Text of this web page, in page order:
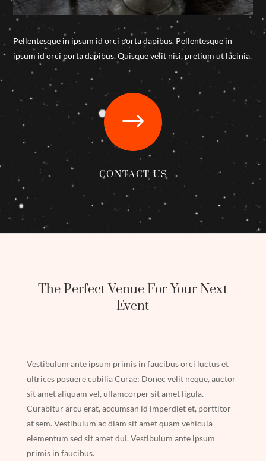
Pellentesque in ipsum id orci porta dapibus. Pellentesque in
ipsum id orci porta dapibus. Quisque velit nisi, pretium ut lacinia.
$
CONTACT US
The Perfect Venue For Your Next
Event
Vestibulum ante ipsum primis in faucibus orci luctus et
ultrices posuere cubilia Curae; Donec velit neque, auctor
sit amet aliquam vel, ullamcorper sit amet ligula.
Curabitur arcu erat, accumsan id imperdiet et, porttitor
at sem. Vestibulum ac diam sit amet quam vehicula
elementum sed sit amet dui. Vestibulum ante ipsum
primis in faucibus.